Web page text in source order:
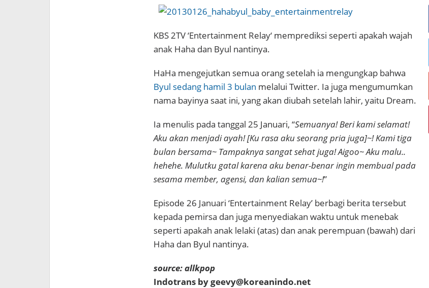
KBS 2TV ‘Entertainment Relay‘ memprediksi seperti apakah wajah
anak Haha dan Byul nantinya.
HaHa mengejutkan semua orang setelah ia mengungkap bahwa
Byul sedang hamil 3 bulan melalui Twitter. Ia juga mengumumkan
nama bayinya saat ini, yang akan diubah setelah lahir, yaitu Dream.
Ia menulis pada tanggal 25 Januari, “Semuanya! Beri kami selamat!
Aku akan menjadi ayah! [Ku rasa aku seorang pria juga]~! Kami tiga
bulan bersama~ Tampaknya sangat sehat juga! Aigoo~ Aku malu..
hehehe. Mulutku gatal karena aku benar-benar ingin membual pada
sesama member, agensi, dan kalian semua~!”
Episode 26 Januari ‘Entertainment Relay’ berbagi berita tersebut
kepada pemirsa dan juga menyediakan waktu untuk menebak
seperti apakah anak lelaki (atas) dan anak perempuan (bawah) dari
Haha dan Byul nantinya.
source: allkpop
Indotrans by geevy@koreanindo.net